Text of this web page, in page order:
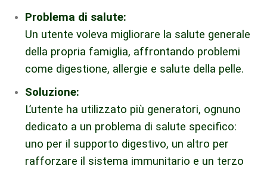
Problema di salute:
Un utente voleva migliorare la salute generale
della propria famiglia, affrontando problemi
come digestione, allergie e salute della pelle.
Soluzione:
L’utente ha utilizzato più generatori, ognuno
dedicato a un problema di salute specifico:
uno per il supporto digestivo, un altro per
rafforzare il sistema immunitario e un terzo